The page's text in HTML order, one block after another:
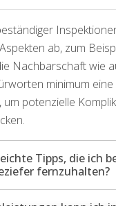
ab, zum
Nachbarschaft wie
minimum
potenzielle
Tipps, die ich
fernzuhalten?
kann ich